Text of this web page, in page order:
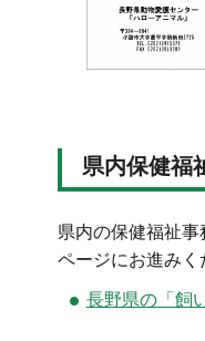
県内保健福
県内の保健福祉
ページにお進みく
長野県の「飼